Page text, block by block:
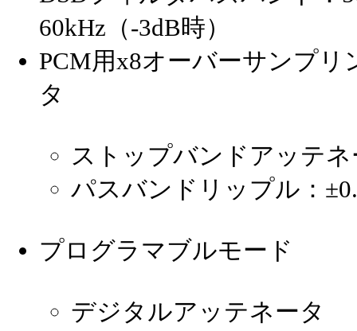
60kHz（-3dB時）
PCM用x8オーバーサンプ
タ
ストップバンドアッテ
パスバンドリップル：
プログラマブルモード
デジタルアッテネータ